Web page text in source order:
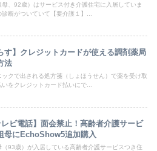
母、92歳）はサービス付き介護住宅に入居していま
断がついていて【要介護１】...
す】クレジットカードが使える調剤薬局
法
ックで出される処方箋（しょほうせん）で薬を受け取
をクレジットカード払いにで...
レビ電話】面会禁止！高齢者介護サービ
母にEchoShow5追加購入
（93歳）が入居している高齢者介護サービスつき住